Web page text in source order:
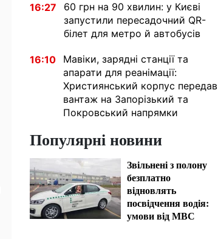
16:27
60 грн на 90 хвилин: у Києві
запустили пересадочний QR-
білет для метро й автобусів
16:10
Мавіки, зарядні станції та
апарати для реанімації:
Християнський корпус передав
вантаж на Запорізький та
Покровський напрямки
Популярні новини
Звільнені з полону
безплатно
відновлять
посвідчення водія:
умови від МВС